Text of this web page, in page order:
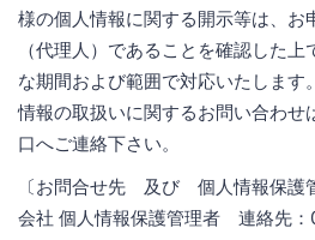
様の個人情報に関する開示等は、お
（代理人）であることを確認した
な期間および範囲で対応いたします
情報の取扱いに関するお問い合わせ
口へご連絡下さい。
〔お問合せ先 及び 個人情報保
会社 個人情報保護管理者 連絡先